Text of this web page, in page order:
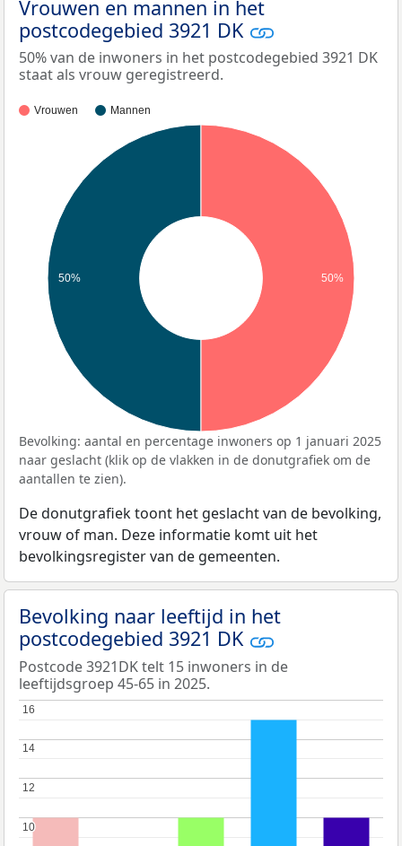
Vrouwen en mannen in het
postcodegebied 3921 DK
50% van de inwoners in het postcodegebied 3921 DK
staat als vrouw geregistreerd.
Vrouwen Mannen
50% 50%
Bevolking: aantal en percentage inwoners op 1 januari 2025
naar geslacht (klik op de vlakken in de donutgrafiek om de
aantallen te zien).
De donutgrafiek toont het geslacht van de bevolking,
vrouw of man. Deze informatie komt uit het
bevolkingsregister van de gemeenten.
Bevolking naar leeftijd in het
postcodegebied 3921 DK
Postcode 3921DK telt 15 inwoners in de
leeftijdsgroep 45-65 in 2025.
10
10
12
12
14
14
16
16